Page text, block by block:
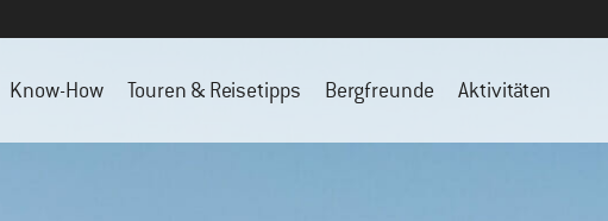
Know-How Touren & Reisetipps Bergfreunde Aktivitäten